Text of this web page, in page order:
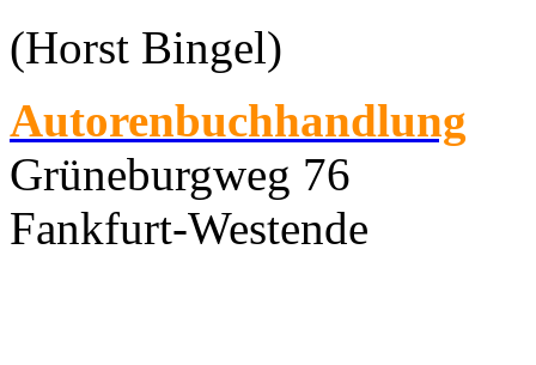
(Horst Bingel)
Autorenbuchhandlung
Grüneburgweg 76
Fankfurt-Westende